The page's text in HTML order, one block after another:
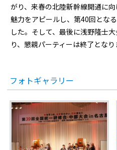
がり、来春の北陸新幹線開通に
魅力をアピールし、第40回とな
した。そして、最後に浅野隆士
り、懇親パーティーは終了となり
フォトギャラリー